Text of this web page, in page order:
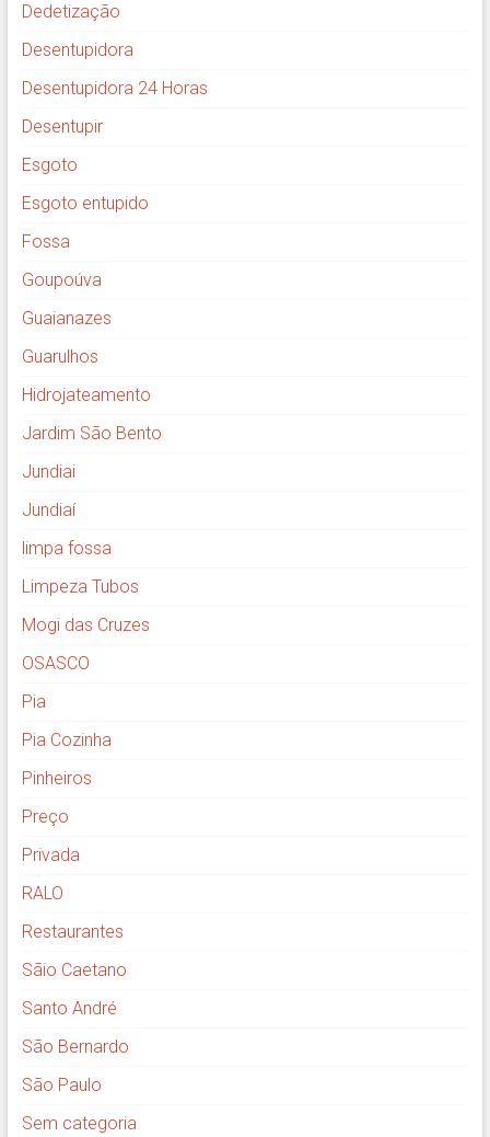
Dedetização
Desentupidora
Desentupidora 24 Horas
Desentupir
Esgoto
Esgoto entupido
Fossa
Goupoúva
Guaianazes
Guarulhos
Hidrojateamento
Jardim São Bento
Jundiai
Jundiaí
limpa fossa
Limpeza Tubos
Mogi das Cruzes
OSASCO
Pia
Pia Cozinha
Pinheiros
Preço
Privada
RALO
Restaurantes
Sãio Caetano
Santo André
São Bernardo
São Paulo
Sem categoria